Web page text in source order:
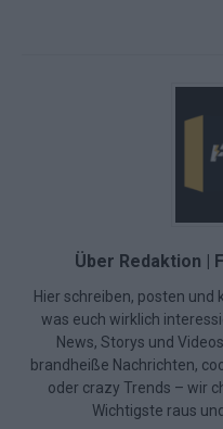
Über Redaktion |
Hier schreiben, posten und
was euch wirklich
News, Storys und
brandheiße Nachrichten,
oder crazy Trends – wir
Wichtigste raus